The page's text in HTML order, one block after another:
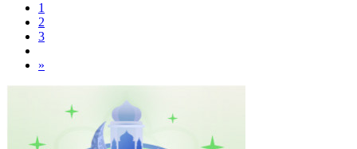
1
2
3
»